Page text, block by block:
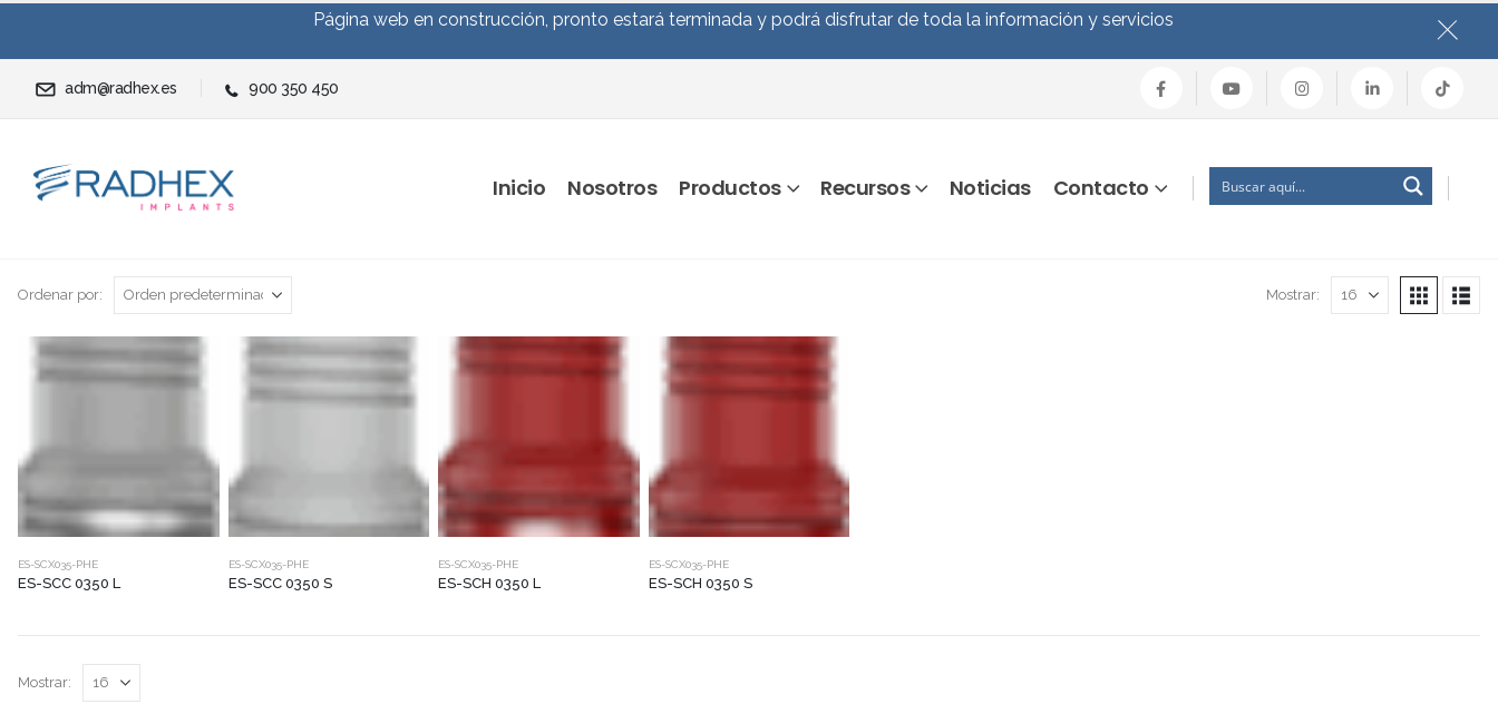
Página web en construcción, pronto estará terminada y podrá disfrutar de toda la información y servicios
adm@radhex.es 900 350 450
Inicio Nosotros Productos Recursos Noticias Contacto
Ordenar por: Mostrar:
ES-SCX035-PHE
ES-SCC 0350 L
ES-SCX035-PHE
ES-SCC 0350 S
ES-SCX035-PHE
ES-SCH 0350 L
ES-SCX035-PHE
ES-SCH 0350 S
Mostrar: